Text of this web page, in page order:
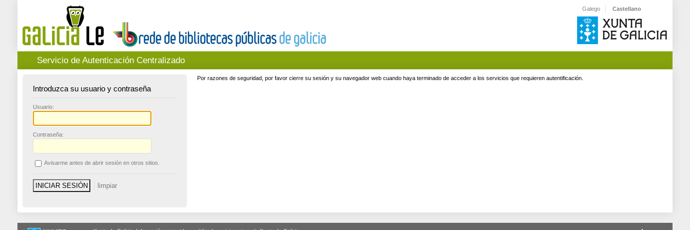
Galego Castellano
Servicio de Autenticación Centralizado
Introduzca su usuario y contraseña
Usuario:
Contraseña:
Avisarme antes de abrir sesión en otros sitios.
Por razones de seguridad, por favor cierre su sesión y su navegador web cuando haya terminado de acceder a los servicios que requieren autentificación.